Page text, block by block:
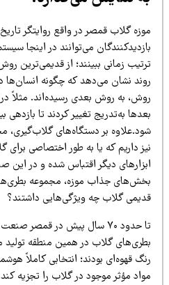
گلاب قمصر در واقع روایتگر تاریخ
می‌توانند در اینجا
زمانی ببینند؛ از قدیمی‌ترین روش‌ها
نشان می‌دهد که چگونه انسان‌ها در
به روش بعدی رسیده‌اند. مثلاً در ابتدا
به‌تدریج تغییر کردند تا بازدهی
بر دستگاه‌های گلاب‌گیری،
داریم که یا به طور اختصاصی برای
دیگر اقتباس شده و در این صنعت
جذاب موزه، مجموعه بطری‌های
گلاب چه ویژگی‌هایی داشتند؟
تا حدود ۷۰ سال پیش در قمصر صنعت
گلاب در همین منطقه تولید
قهوه‌ای بودند؛ انتخابی کاملاً
مؤثر موجود در گلاب را تجزیه کند.